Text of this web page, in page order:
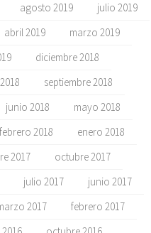
agosto 2019
julio 2019
abril 2019
marzo 2019
diciembre 2018
septiembre 2018
junio 2018
mayo 2018
febrero 2018
enero 2018
2017
octubre 2017
julio 2017
junio 2017
2017
febrero 2017